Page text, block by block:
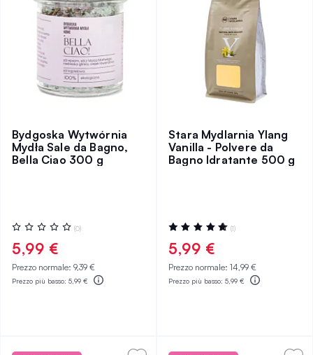
Bydgoska Wytwórnia
Mydła Sale da Bagno,
Bella Ciao 300 g
Valutazione:
0%
(0)
5,99 €
Prezzo normale: 9,39 €
Prezzo più basso: 5,99 €
Stara Mydlarnia Ylang
Vanilla - Polvere da
Bagno Idratante 500 g
Valutazione:
100%
(1)
5,99 €
Prezzo normale: 14,99 €
Prezzo più basso: 5,99 €